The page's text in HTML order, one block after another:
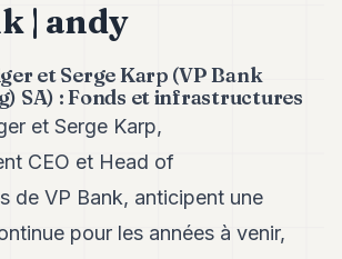
| andy
et Serge Karp (VP Bank
SA) : Fonds et infrastructures
et Serge Karp,
CEO et Head of
de VP Bank, anticipent une
pour les années à venir,